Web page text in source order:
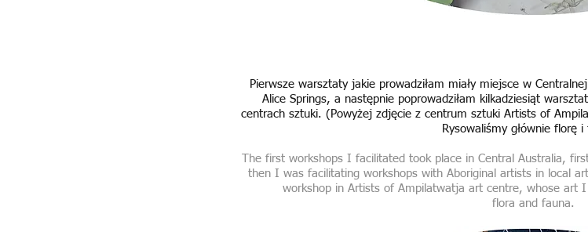
Pierwsze warsztaty jakie prowadziłam miały miejsce w
Alice Springs, a następnie poprowadziłam kilkadziesiąt
centrach sztuki. (Powyżej zdjęcie z centrum sztuki Artists of
Rysowaliśmy głównie florę i
The first workshops I facilitated took place in Central Australia,
then I was facilitating workshops with Aboriginal artists in local
workshop in Artists of Ampilatwatja art centre, whose art
flora and fauna.